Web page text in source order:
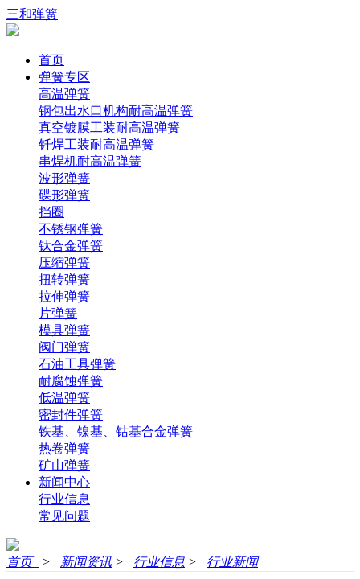
三和弹簧
首页
弹簧专区
高温弹簧
钢包出水口机构耐高温弹簧
真空镀膜工装耐高温弹簧
钎焊工装耐高温弹簧
串焊机耐高温弹簧
波形弹簧
碟形弹簧
挡圈
不锈钢弹簧
钛合金弹簧
压缩弹簧
扭转弹簧
拉伸弹簧
片弹簧
模具弹簧
阀门弹簧
石油工具弹簧
耐腐蚀弹簧
低温弹簧
密封件弹簧
铁基、镍基、钴基合金弹簧
热卷弹簧
矿山弹簧
新闻中心
行业信息
常见问题
首页 > 新闻资讯 > 行业信息 > 行业新闻